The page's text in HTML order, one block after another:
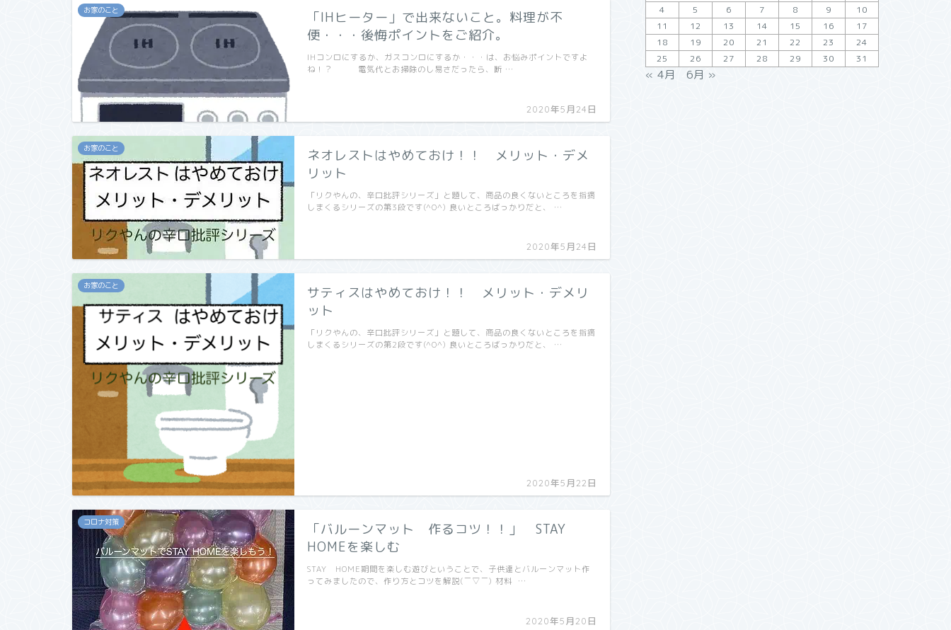
お家のこと
「IHヒーター」で出来ないこと。料理が不
便・・・後悔ポイントをご紹介。
2020年5月24日
IHコンロにするか、ガスコンロにするか・・・は、お悩みポイントですよ
ね！？ 電気代とお掃除のし易さだったら、断 …
お家のこと
ネオレストはやめておけ！！ メリット・デメ
リット
2020年5月24日
「リクやんの、辛口批評シリーズ」と題して、商品の良くないところを指摘
しまくるシリーズの第3段です(^O^) 良いところばっかりだと、 …
お家のこと
サティスはやめておけ！！ メリット・デメリ
ット
2020年5月22日
「リクやんの、辛口批評シリーズ」と題して、商品の良くないところを指摘
しまくるシリーズの第2段です(^O^) 良いところばっかりだと、 …
コロナ対策
「バルーンマット 作るコツ！！」 STAY
HOMEを楽しむ
2020年5月20日
STAY HOME期間を楽しむ遊びということで、子供達とバルーンマット作
ってみましたので、作り方とコツを解説(￣▽￣) 材料 …
4
5 6 7 8 9
10
11
12 13 14 15 16
17
18
19 20 21 22 23
24
25
26 27 28 29 30 31
« 4月 6月 »